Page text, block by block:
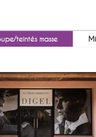
teintés masse